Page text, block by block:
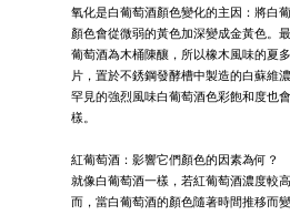
氧化是白葡萄酒顏色變化的主因：將白
顏色會從微弱的黃色加深變成金黃色。
葡萄酒為木桶陳釀，所以橡木風味的夏
片，置於不銹鋼發酵槽中製造的白蘇維
罕見的強烈風味白葡萄酒色彩飽和度也
樣。
紅葡萄酒：影響它們顏色的因素為何？
就像白葡萄酒一樣，若紅葡萄酒濃度較
而，當白葡萄酒的顏色隨著時間推移而